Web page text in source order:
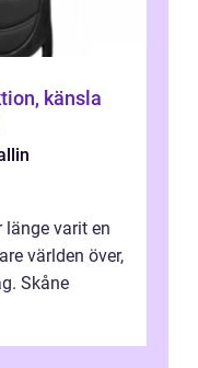
varit en
världen över,
Skåne